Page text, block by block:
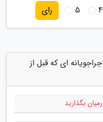
4
5 رای
ای که قبل از
بگذارید